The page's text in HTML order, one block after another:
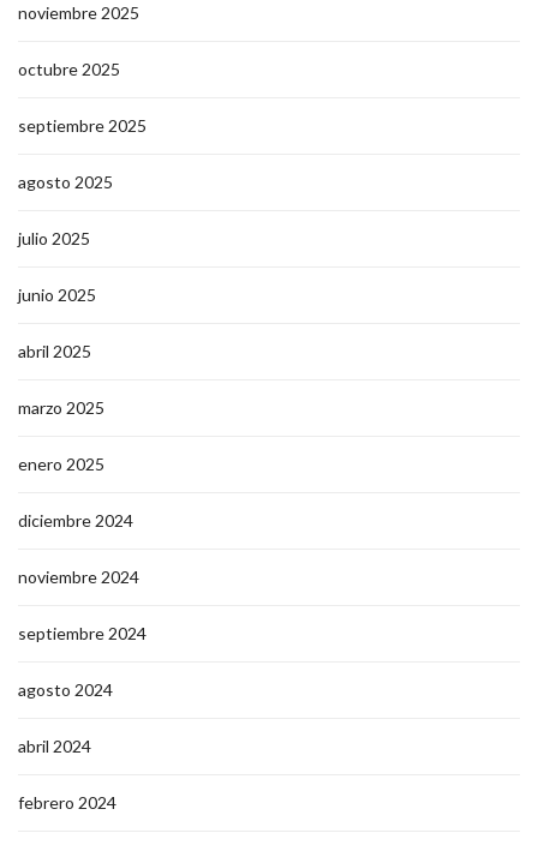
noviembre 2025
octubre 2025
septiembre 2025
agosto 2025
julio 2025
junio 2025
abril 2025
marzo 2025
enero 2025
diciembre 2024
noviembre 2024
septiembre 2024
agosto 2024
abril 2024
febrero 2024